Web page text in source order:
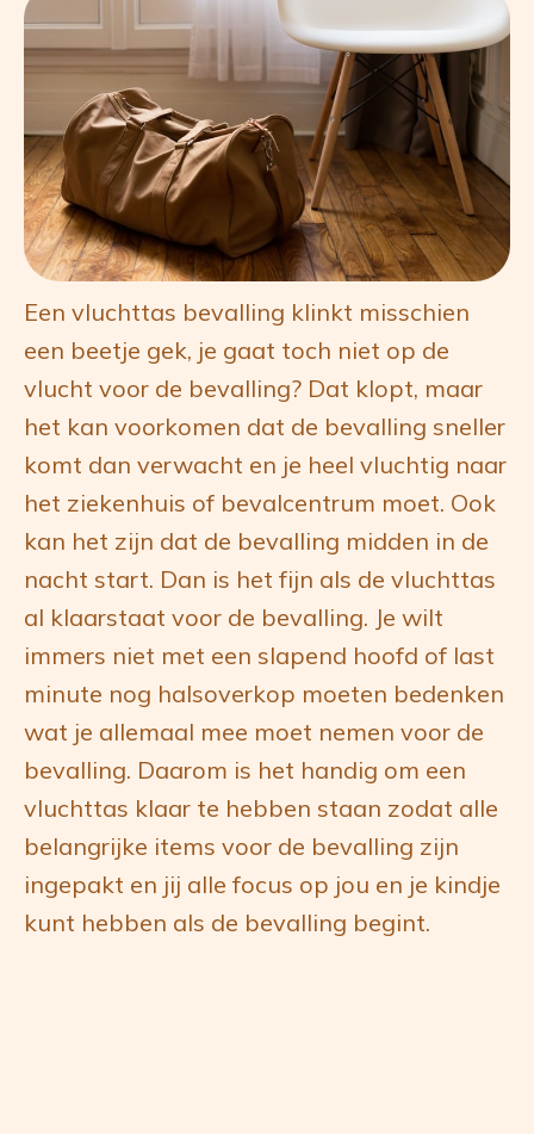
Een vluchttas bevalling klinkt misschien
een beetje gek, je gaat toch niet op de
vlucht voor de bevalling? Dat klopt, maar
het kan voorkomen dat de bevalling sneller
komt dan verwacht en je heel vluchtig naar
het ziekenhuis of bevalcentrum moet. Ook
kan het zijn dat de bevalling midden in de
nacht start. Dan is het fijn als de vluchttas
al klaarstaat voor de bevalling. Je wilt
immers niet met een slapend hoofd of last
minute nog halsoverkop moeten bedenken
wat je allemaal mee moet nemen voor de
bevalling. Daarom is het handig om een
vluchttas klaar te hebben staan zodat alle
belangrijke items voor de bevalling zijn
ingepakt en jij alle focus op jou en je kindje
kunt hebben als de bevalling begint.